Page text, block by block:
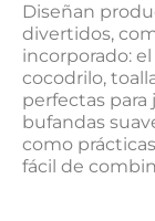
Diseñan
divertidos,
incorporado:
cocodrilo,
perfectas para
bufandas
como
fácil de